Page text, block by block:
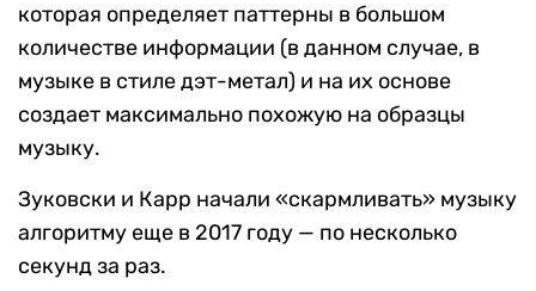
которая определяет паттерны в большом
количестве информации (в данном случае, в
музыке в стиле дэт-метал) и на их основе
создает максимально похожую на образцы
музыку.
Зуковски и Карр начали «скармливать» музыку
алгоритму еще в 2017 году — по несколько
секунд за раз.